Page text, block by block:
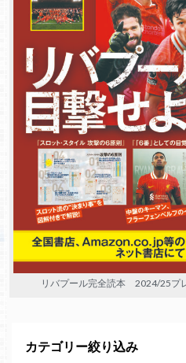
リバプール完全読本 2024/25プ
カテゴリー絞り込み